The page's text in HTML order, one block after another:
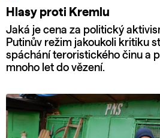
Hlasy proti Kremlu
Jaká je cena za politický
Putinův režim jakoukoli kritiku
spáchání teroristického činu a
mnoho let do vězení.